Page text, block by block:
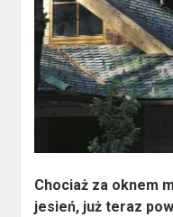
Chociaż za oknem
jesień, już teraz